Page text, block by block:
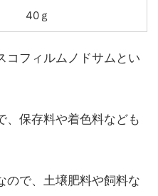
40ｇ
コフィルムノドサムとい
、保存料や着色料なども
ので、土壌肥料や飼料な